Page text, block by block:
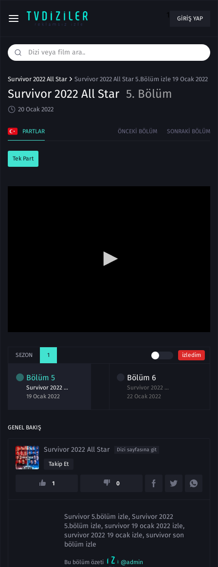
1 GIRIŞ YAP
Survivor 2022 All Star Survivor 2022 All Star 5.Bölüm izle 19 Ocak 2022
Survivor 2022 All Star 5. Bölüm
20 Ocak 2022
PARTLAR ÖNCEKI BÖLÜM SONRAKI BÖLÜM
Tek Part
SEZON 1 izledim
Bölüm 5
Survivor 2022 All Star 5.Bölüm izle 19 Ocak 2022
19 Ocak 2022
Bölüm 6
Survivor 2022 All Star 6.Bölüm izle 22 Ocak 2022
22 Ocak 2022
GENEL BAKIŞ
Survivor 2022 All Star Dizi sayfasına git
Takip Et
1 0
Survivor 5.bölüm izle, Survivor 2022
5.bölüm izle, survivor 19 ocak 2022 izle,
survivor 2022 19 ocak izle, survivor son
bölüm izle
Bu bölüm özeti
@admin